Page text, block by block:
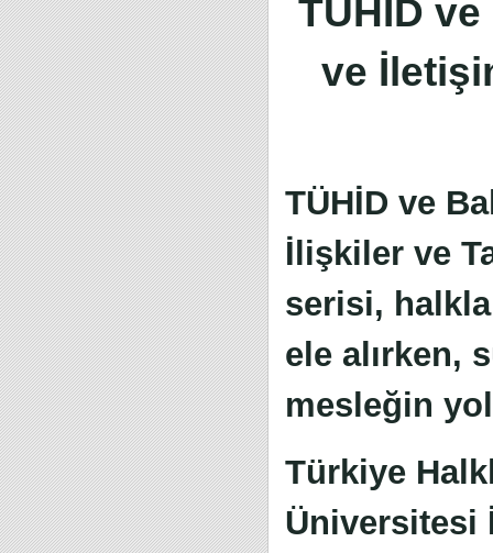
TÜHİD
ve
TÜHİD ve
İlişkiler ve
serisi,
ele alırken,
mesleğin
Türkiye
Üniversitesi